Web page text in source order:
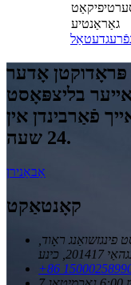
גאַראַנטיע
דעטאַל
פּראָדוקטן אָדער
אייער בליצפּאָסט
פֿאַרבינדן אין
24 שעה.
אַבאָנירן
קאָנטאַקט
1 געביידע, ליין 3358 וועסט פינגזשואַנג ראָוד,
כינע
+86